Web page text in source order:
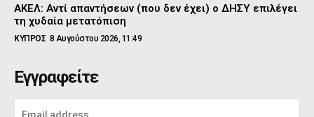
ΑΚΕΛ: Αντί απαντήσεων (που δεν έχει) ο ΔΗΣΥ επιλέγει
τη χυδαία μετατόπιση
ΚΥΠΡΟΣ 8 Αυγούστου 2026, 11:49
Εγγραφείτε